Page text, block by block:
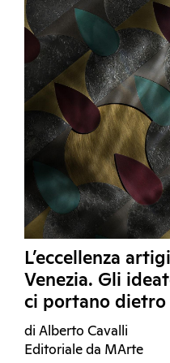
L’eccellenza
Venezia. Gli
ci portano dietro
di Alberto Cavalli
Editoriale da MArte